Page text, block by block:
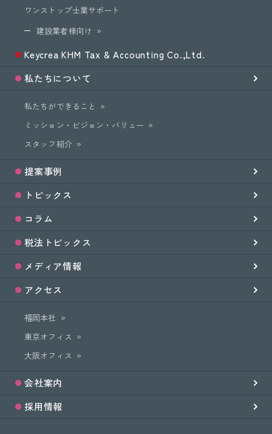
ワンストップ士業サポート
建設業者様向け
Keycrea KHM Tax & Accounting Co.,Ltd.
私たちについて
私たちができること
ミッション・ビジョン・バリュー
スタッフ紹介
提案事例
トピックス
コラム
税法トピックス
メディア情報
アクセス
福岡本社
東京オフィス
大阪オフィス
会社案内
採用情報